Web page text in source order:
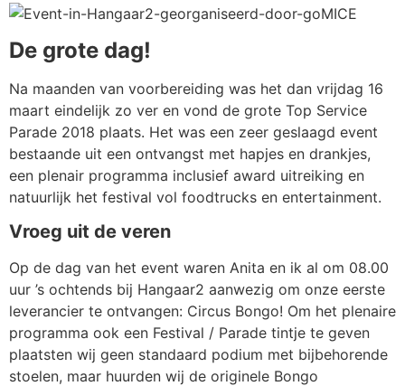
De grote dag!
Na maanden van voorbereiding was het dan vrijdag 16
maart eindelijk zo ver en vond de grote Top Service
Parade 2018 plaats. Het was een zeer geslaagd event
bestaande uit een ontvangst met hapjes en drankjes,
een plenair programma inclusief award uitreiking en
natuurlijk het festival vol foodtrucks en entertainment.
Vroeg uit de veren
Op de dag van het event waren Anita en ik al om 08.00
uur ’s ochtends bij Hangaar2 aanwezig om onze eerste
leverancier te ontvangen: Circus Bongo! Om het plenaire
programma ook een Festival / Parade tintje te geven
plaatsten wij geen standaard podium met bijbehorende
stoelen, maar huurden wij de originele Bongo